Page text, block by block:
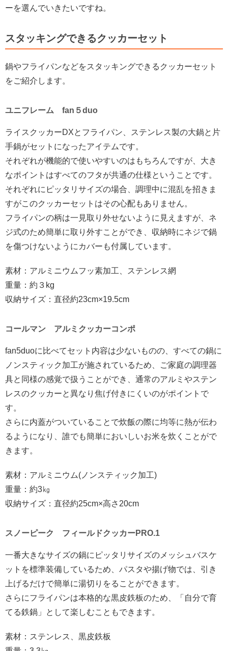
ーを選んでいきたいですね。
スタッキングできるクッカーセット
鍋やフライパンなどをスタッキングできるクッカーセット
をご紹介します。
ユニフレーム fan５duo
ライスクッカーDXとフライパン、ステンレス製の大鍋と片
手鍋がセットになったアイテムです。
それぞれが機能的で使いやすいのはもちろんですが、大き
なポイントはすべてのフタが共通の仕様ということです。
それぞれにピッタリサイズの場合、調理中に混乱を招きま
すがこのクッカーセットはその心配もありません。
フライパンの柄は一見取り外せないように見えますが、ネ
ジ式のため簡単に取り外すことができ、収納時にネジで鍋
を傷つけないようにカバーも付属しています。
素材：アルミニウムフッ素加工、ステンレス網
重量：約３kg
収納サイズ：直径約23cm×19.5cm
コールマン アルミクッカーコンポ
fan5duoに比べてセット内容は少ないものの、すべての鍋に
ノンスティック加工が施されているため、ご家庭の調理器
具と同様の感覚で扱うことができ、通常のアルミやステン
レスのクッカーと異なり焦げ付きにくいのがポイントで
す。
さらに内蓋がついていることで炊飯の際に均等に熱が伝わ
るようになり、誰でも簡単においしいお米を炊くことがで
きます。
素材：アルミニウム(ノンスティック加工)
重量：約3㎏
収納サイズ：直径約25cm×高さ20cm
スノーピーク フィールドクッカーPRO.1
一番大きなサイズの鍋にピッタリサイズのメッシュバスケ
ットを標準装備しているため、パスタや揚げ物では、引き
上げるだけで簡単に湯切りをることができます。
さらにフライパンは本格的な黒皮鉄板のため、「自分で育
てる鉄鍋」として楽しむこともできます。
素材：ステンレス、黒皮鉄板